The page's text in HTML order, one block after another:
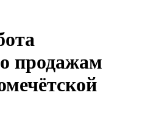
продажам